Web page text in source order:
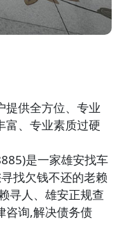
提供全方位、专业
富、专业素质过硬
是一家雄安找车
找欠钱不还的老赖
寻人、雄安正规查
咨询,解决债务债